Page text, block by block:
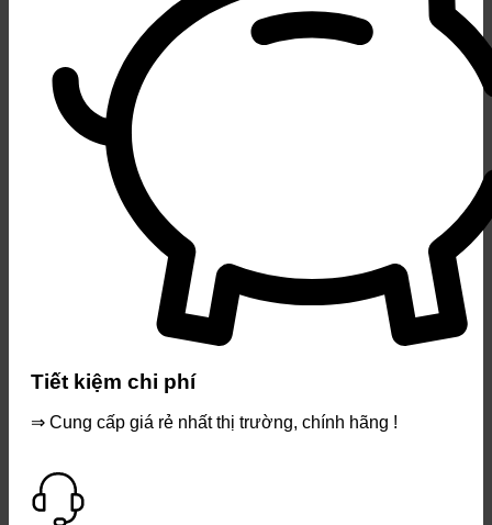
Tiết kiệm chi phí
⇒ Cung cấp giá rẻ nhất thị trường, chính hãng !